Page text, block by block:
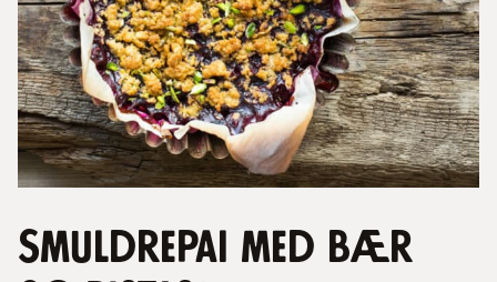
Smuldrepai med bær